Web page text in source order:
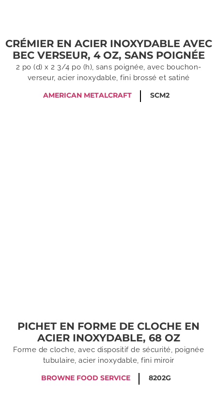
CRÉMIER EN ACIER INOXYDABLE AVEC
BEC VERSEUR, 4 OZ, SANS POIGNÉE
2 po (d) x 2 3/4 po (h), sans poignée, avec bouchon-
verseur, acier inoxydable, fini brossé et satiné
AMERICAN METALCRAFT
SCM2
PICHET EN FORME DE CLOCHE EN
ACIER INOXYDABLE, 68 OZ
Forme de cloche, avec dispositif de sécurité, poignée
tubulaire, acier inoxydable, fini miroir
BROWNE FOOD SERVICE
8202G